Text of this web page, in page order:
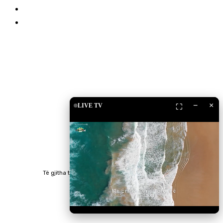
Të gjitha të drejtat e rezervuara © 2023 RTV Islam.
LIVE TV ⛶ − ×